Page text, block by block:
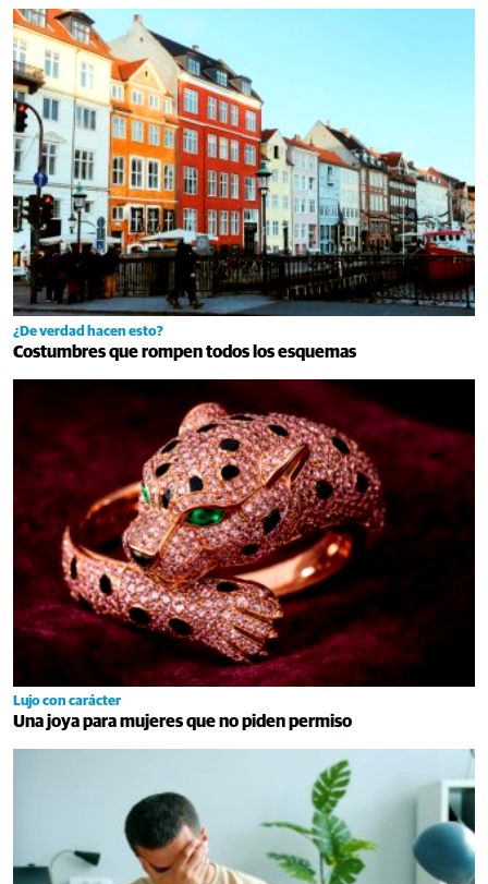
¿De verdad hacen esto?
Costumbres que rompen todos los esquemas
Lujo con carácter
Una joya para mujeres que no piden permiso